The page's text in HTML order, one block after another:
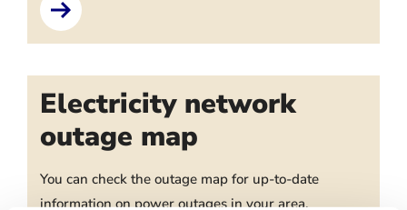
Electricity network
outage map
You can check the outage map for up-to-date
information on power outages in your area.